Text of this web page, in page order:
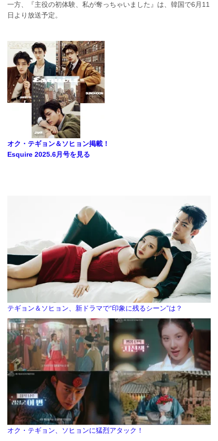
一方、『主役の初体験、私が奪っちゃいました』は、韓国で6月11
日より放送予定。
オク・テギョン＆ソヒョン掲載！
Esquire 2025.6月号を見る
テギョン＆ソヒョン、新ドラマで“印象に残るシーン”は？
オク・テギョン、ソヒョンに猛烈アタック！